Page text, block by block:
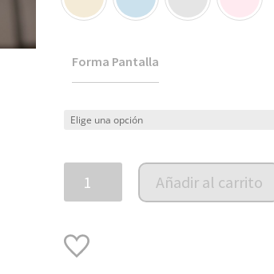
Forma Pantalla
trabajada
cantidad
Añadir al carrito